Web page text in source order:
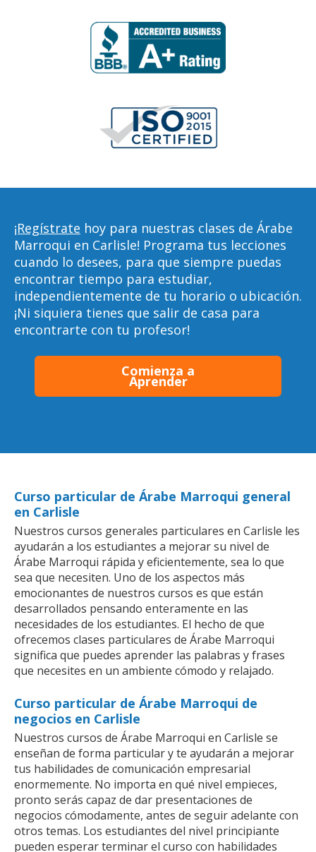
¡Regístrate hoy para nuestras clases de Árabe
Marroqui en Carlisle! Programa tus lecciones
cuando lo desees, para que siempre puedas
encontrar tiempo para estudiar,
independientemente de tu horario o ubicación.
¡Ni siquiera tienes que salir de casa para
encontrarte con tu profesor!
Comienza a
Aprender
Curso particular de Árabe Marroqui general
en Carlisle
Nuestros cursos generales particulares en Carlisle les
ayudarán a los estudiantes a mejorar su nivel de
Árabe Marroqui rápida y eficientemente, sea lo que
sea que necesiten. Uno de los aspectos más
emocionantes de nuestros cursos es que están
desarrollados pensando enteramente en las
necesidades de los estudiantes. El hecho de que
ofrecemos clases particulares de Árabe Marroqui
significa que puedes aprender las palabras y frases
que necesites en un ambiente cómodo y relajado.
Curso particular de Árabe Marroqui de
negocios en Carlisle
Nuestros cursos de Árabe Marroqui en Carlisle se
enseñan de forma particular y te ayudarán a mejorar
tus habilidades de comunicación empresarial
enormemente. No importa en qué nivel empieces,
pronto serás capaz de dar presentaciones de
negocios cómodamente, antes de seguir adelante con
otros temas. Los estudiantes del nivel principiante
pueden esperar terminar el curso con habilidades